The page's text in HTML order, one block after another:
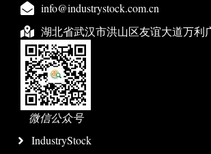
info@industrystock.com.cn
湖北省武汉市洪山区友谊大道万利
微信公众号
IndustryStock